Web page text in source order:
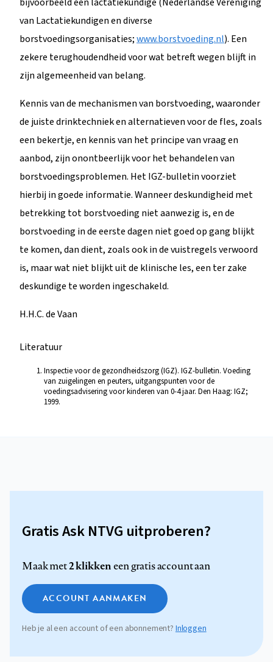
van Lactatiekundigen en diverse
borstvoedingsorganisaties;www.borstvoeding.nl). Een
zekere terughoudendheid voor wat betreft wegen blijft in
zijn algemeenheid van belang.
Kennis van de mechanismen van borstvoeding, waaronder
de juiste drinktechniek en alternatieven voor de fles, zoals
een bekertje, en kennis van het principe van vraag en
aanbod, zijn onontbeerlijk voor het behandelen van
borstvoedingsproblemen. Het IGZ-bulletin voorziet
hierbij in goede informatie. Wanneer deskundigheid met
betrekking tot borstvoeding niet aanwezig is, en de
borstvoeding in de eerste dagen niet goed op gang blijkt
te komen, dan dient, zoals ook in de vuistregels verwoord
is, maar wat niet blijkt uit de klinische les, een ter zake
deskundige te worden ingeschakeld.
H.H.C. de Vaan
Literatuur
Inspectie voor de gezondheidszorg (IGZ). IGZ-bulletin. Voeding
van zuigelingen en peuters, uitgangspunten voor de
voedingsadvisering voor kinderen van 0-4 jaar. Den Haag: IGZ;
1999.
Gratis Ask NTVG uitproberen?
Maak met2 klikkeneen gratis account aan
ACCOUNT AANMAKEN
Heb je al een account of een abonnement? Inloggen